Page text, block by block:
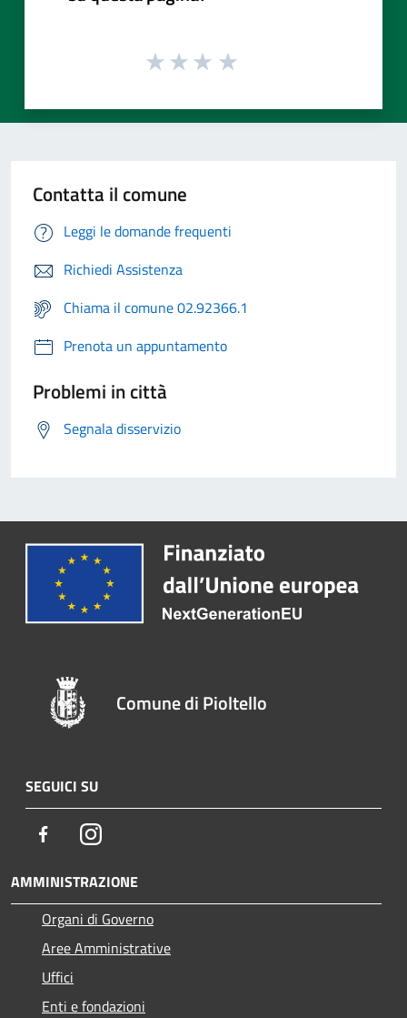
Contatta il comune
Leggi le domande frequenti
Richiedi Assistenza
Chiama il comune 02.92366.1
Prenota un appuntamento
Problemi in città
Segnala disservizio
Comune di Pioltello
SEGUICI SU
FacebookInstagram
AMMINISTRAZIONE
Organi di Governo
Aree Amministrative
Uffici
Enti e fondazioni